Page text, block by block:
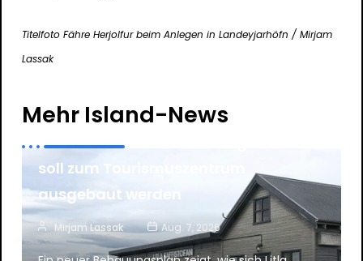
Titelfoto Fähre Herjolfur beim Anlegen in Landeyjarhöfn / Mirjam
Lassak
Mehr Island-News
News Tourismus
Litla Kaffistofan an der Ringstraße
soll zum Tourismuszentrum
ausgebaut werden
Mirjam Lassak Aug. 7, 2026